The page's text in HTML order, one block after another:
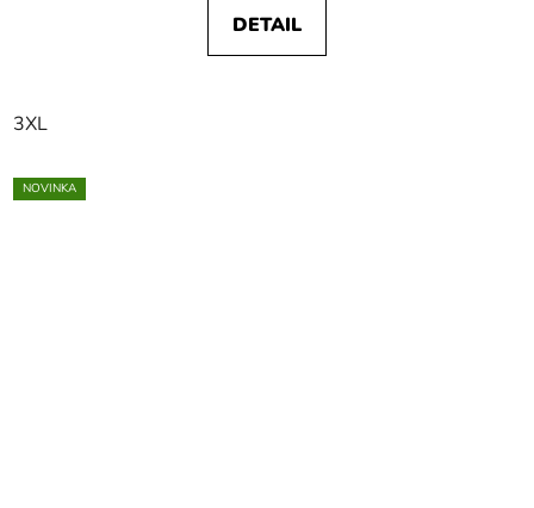
DETAIL
3XL
NOVINKA